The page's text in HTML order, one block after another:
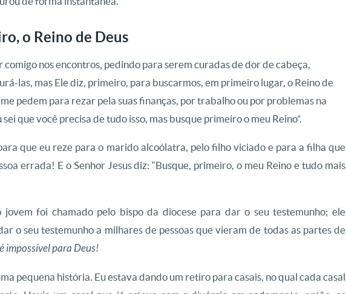
o Reino de Deus
comigo nos encontros, pedindo para serem curadas de dor de cabeça,
las, mas Ele diz, primeiro, para buscarmos, em primeiro lugar, o Reino de
me pedem para rezar pela suas finanças, por trabalho ou por problemas na
que você precisa de tudo isso, mas busque primeiro o meu Reino”.
que eu reze para o marido alcoólatra, pelo filho viciado e para a filha que
errada! E o Senhor Jesus diz: “Busque, primeiro, o meu Reino e tudo mais
jovem foi chamado pelo bispo da diocese para dar o seu testemunho; ele
o seu testemunho a milhares de pessoas que vieram de todas as partes de
impossível para Deus!
pequena história. Eu estava dando um retiro para casais, no qual cada casal